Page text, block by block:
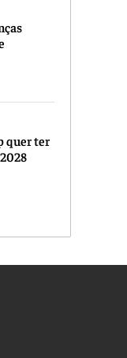
quer ter